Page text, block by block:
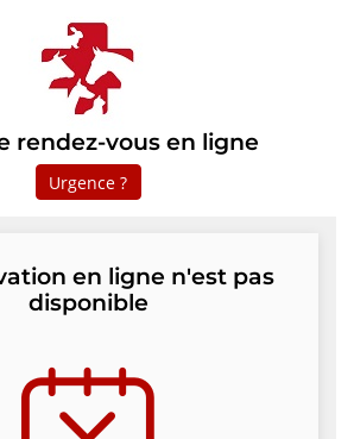
rendez-vous en ligne
Urgence ?
en ligne n'est pas
disponible